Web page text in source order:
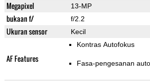
Megapixel 13-MP
bukaan f/ f/2.2
Ukuran sensor Kecil
AF Features
Kontras Autofokus
Fasa-pengesanan